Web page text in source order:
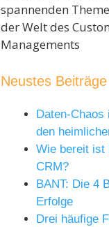
spannenden
der Welt des
Managements
Neustes
Daten-Chaos
den
Wie bereit ist
CRM?
BANT: Die 4
Erfolge
Drei häufige